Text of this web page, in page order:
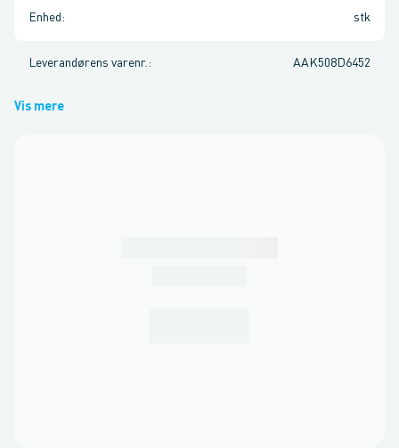
Enhed : stk
Leverandørens varenr. : AAK508D6452
Vis mere